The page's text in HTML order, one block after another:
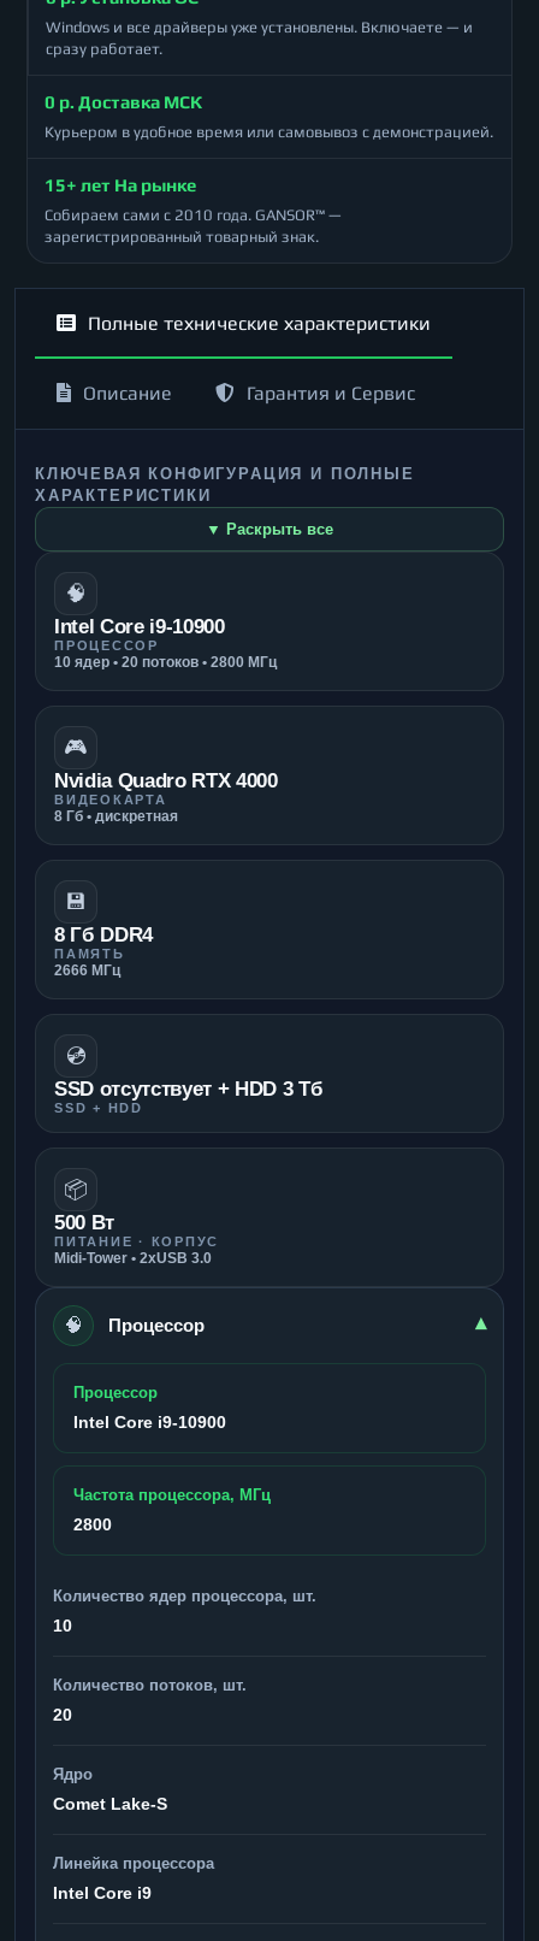
Windows и все драйверы уже установлены. Включаете — и
сразу работает.
0 р. Доставка МСК
Курьером в удобное время или самовывоз с демонстрацией.
15+ лет На рынке
Собираем сами с 2010 года. GANSOR™ —
зарегистрированный товарный знак.
Полные технические характеристики
Описание Гарантия и Сервис
КЛЮЧЕВАЯ КОНФИГУРАЦИЯ И ПОЛНЫЕ
ХАРАКТЕРИСТИКИ
▼ Раскрыть все
🧠
Intel Core i9-10900
ПРОЦЕССОР
10 ядер • 20 потоков • 2800 МГц
🎮
Nvidia Quadro RTX 4000
ВИДЕОКАРТА
8 Гб • дискретная
💾
8 Гб DDR4
ПАМЯТЬ
2666 МГц
💿
SSD отсутствует + HDD 3 Тб
SSD + HDD
📦
500 Вт
ПИТАНИЕ · КОРПУС
Midi-Tower • 2xUSB 3.0
🧠 Процессор ▾
Процессор
Intel Core i9-10900
Частота процессора, МГц
2800
Количество ядер процессора, шт.
10
Количество потоков, шт.
20
Ядро
Comet Lake-S
Линейка процессора
Intel Core i9